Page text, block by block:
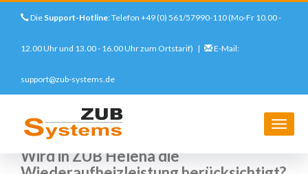
Direkt
Inhalt
Die Support-Hotline: Telefon +49 (0) 561/57990-110 (Mo-Fr 10.00 -
12.00 Uhr und 13.00 - 16.00 Uhr zum Ortstarif) | E-Mail:
support@zub-systems.de
Support
FAQs
Wird in ZUB Helena die Wiederaufheizleistung berücksichtigt?
Wird in ZUB Helena die